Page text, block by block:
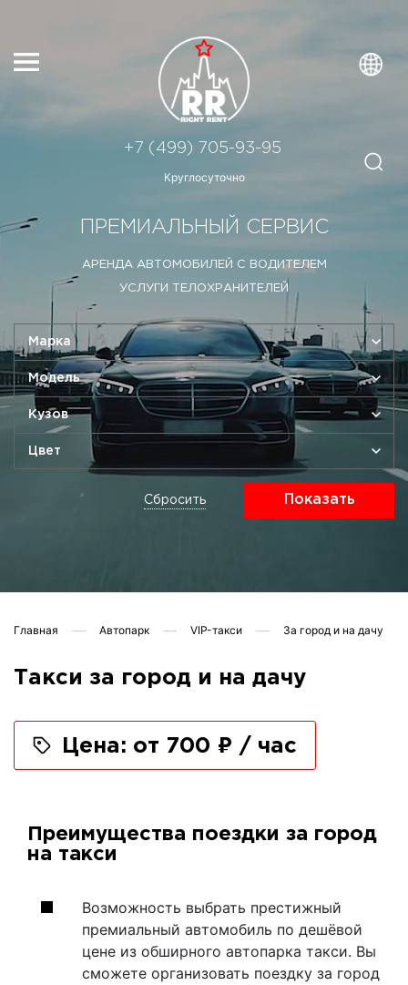
Круглосуточно
+7 (499) 705-93-95
ПРЕМИАЛЬНЫЙ СЕРВИС
АРЕНДА АВТОМОБИЛЕЙ С ВОДИТЕЛЕМ
УСЛУГИ ТЕЛОХРАНИТЕЛЕЙ
Марка
Модель
Кузов
Цвет
Сбросить Показать
Главная Автопарк VIP-такси За город и на дачу
Такси за город и на дачу
Цена: от 700 ₽ / час
Преимущества поездки за город
на такси
Возможность выбрать престижный
премиальный автомобиль по дешёвой
цене из обширного автопарка такси. Вы
сможете организовать поездку за город